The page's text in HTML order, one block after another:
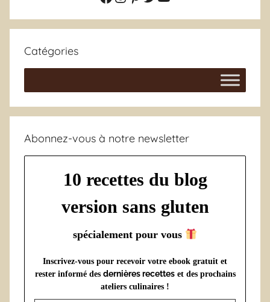
Catégories
Abonnez-vous à notre newsletter
10 recettes du blog
version sans gluten
spécialement pour vous
Inscrivez-vous pour recevoir votre ebook gratuit et
rester informé des dernières recettes et des prochains
ateliers culinaires !